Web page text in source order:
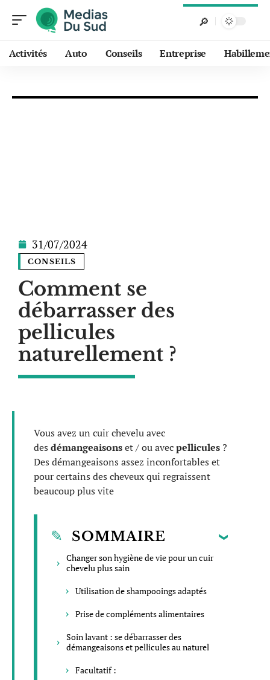
Activités Auto Conseils Entreprise
31/07/2024
CONSEILS
Comment se
débarrasser des
pellicules
naturellement ?
Vous avez un cuir chevelu avec
des démangeaisonset / ou avecpellicules ?
Des démangeaisons assez inconfortables et
pour certains des cheveux qui regraissent
beaucoup plus vite
SOMMAIRE
Changer son hygiène de vie pour un cuir
chevelu plus sain
Utilisation de shampooings adaptés
Prise de compléments alimentaires
Soin lavant : se débarrasser des
démangeaisons et pellicules au naturel
Facultatif :